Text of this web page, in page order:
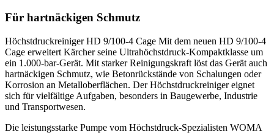
Für hartnäckigen Schmutz
Höchstdruckreiniger HD 9/100-4 Cage Mit dem neuen HD 9/100-4
Cage erweitert Kärcher seine Ultrahöchstdruck-Kompaktklasse um
ein 1.000-bar-Gerät. Mit starker Reinigungskraft löst das Gerät auch
hartnäckigen Schmutz, wie Betonrückstände von Schalungen oder
Korrosion an Metalloberflächen. Der Höchstdruckreiniger eignet
sich für vielfältige Aufgaben, besonders in Baugewerbe, Industrie
und Transportwesen.
Die leistungsstarke Pumpe vom Höchstdruck-Spezialisten WOMA